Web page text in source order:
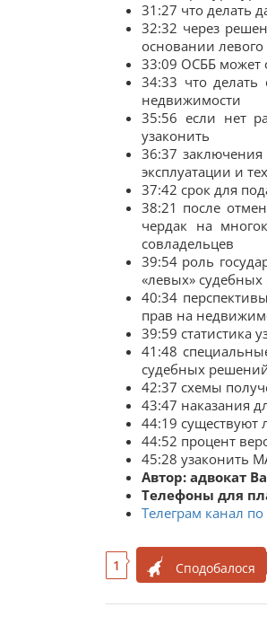
31:27 что делать
32:32 через
основании
33:09 ОСББ может
34:33 что делать
недвижимости
35:56 если нет
узаконить
36:37 заключения
эксплуатации и
37:42 срок для
38:21 после
чердак на
совладельцев
39:54 роль
«левых»
40:34
прав на
39:59 статистика
41:48
судебных
42:37 схемы
43:47 наказания
44:19 существуют
44:52 процент
45:28 узаконить
Автор: адвокат
Телефоны для
Телеграм канал
1 Сподобалося